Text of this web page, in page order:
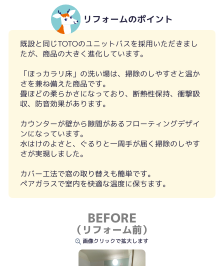
リフォームのポイント
既設と同じTOTOのユニットバスを採用いただきまし
たが、商品の大きく進化しています。
「ほっカラリ床」の洗い場は、掃除のしやすさと温か
さを兼ね備えた商品です。
畳ほどの柔らかさになっており、断熱性保持、衝撃吸
収、防音効果があります。
カウンターが壁から隙間があるフローティングデザイ
ンになっています。
水はけのよさと、ぐるりと一周手が届く掃除のしやす
さが実現しました。
カバー工法で窓の取り替えも簡単です。
ペアガラスで室内を快適な温度に保ちます。
BEFORE
（リフォーム前）
画像クリックで拡大します